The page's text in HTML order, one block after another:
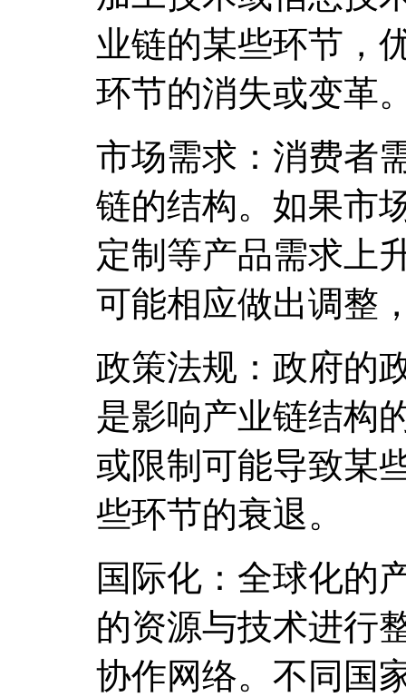
业链的某些环节，
环节的消失或变革
市场需求：消费者
链的结构。如果市
定制等产品需求上
可能相应做出调整
政策法规：政府的
是影响产业链结构
或限制可能导致某
些环节的衰退。
国际化：全球化的
的资源与技术进行
协作网络。不同国